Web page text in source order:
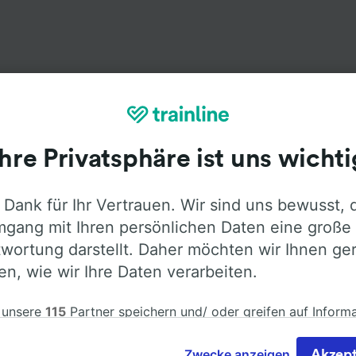
Ausstattung an Bord
(Hohentwiel) nach Frankfurt (Main) mitFlixbus
Informationen über die Busausstattung der Anbieter
Ihre Privatsphäre ist uns
für Ihr Vertrauen. Wir sind uns bewusst,
mit Ihren persönlichen Daten eine große
darstellt. Daher möchten wir Ihnen
wie wir Ihre Daten verarbeiten.
115 Partner speichern und/ oder greifen auf
Daten zu verarbeiten. Sie können Ihre